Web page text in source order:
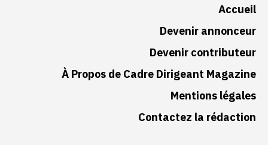
Accueil
Devenir annonceur
Devenir contributeur
À Propos de Cadre Dirigeant Magazine
Mentions légales
Contactez la rédaction